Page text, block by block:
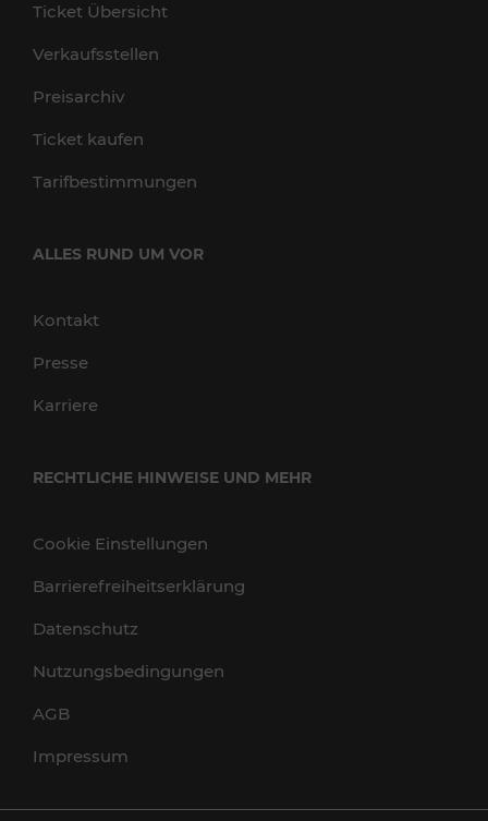
Ticket Übersicht
Verkaufsstellen
Preisarchiv
Ticket kaufen
Tarifbestimmungen
ALLES RUND UM VOR
Kontakt
Presse
Karriere
RECHTLICHE HINWEISE UND MEHR
Cookie Einstellungen
Barrierefreiheitserklärung
Datenschutz
Nutzungsbedingungen
AGB
Impressum